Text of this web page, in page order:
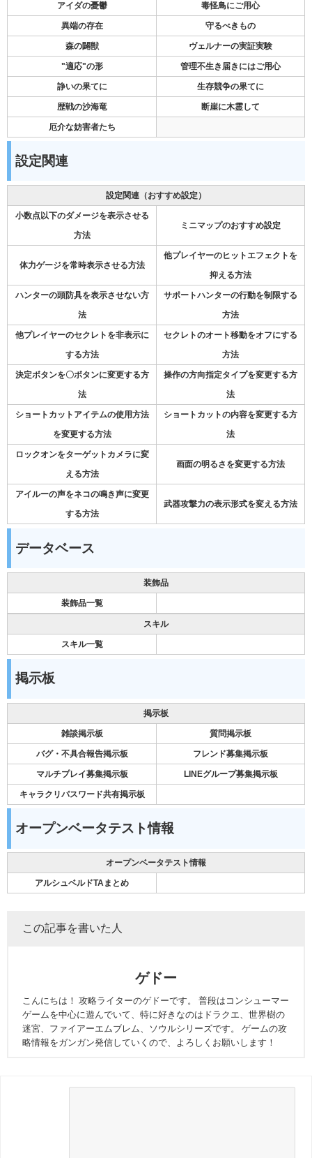
アイダの憂鬱 毒怪鳥にご用心
異端の存在 守るべきもの
森の闢獣 ヴェルナーの実証実験
"適応"の形 管理不生き届きにはご用心
諍いの果てに 生存競争の果てに
歴戦の沙海竜 断崖に木霊して
厄介な妨害者たち
設定関連
設定関連（おすすめ設定）
小数点以下のダメージを表示させる
方法
ミニマップのおすすめ設定
体力ゲージを常時表示させる方法
他プレイヤーのヒットエフェクトを
抑える方法
ハンターの頭防具を表示させない方
法
サポートハンターの行動を制限する
方法
他プレイヤーのセクレトを非表示に
する方法
セクレトのオート移動をオフにする
方法
決定ボタンを〇ボタンに変更する方
法
操作の方向指定タイプを変更する方
法
ショートカットアイテムの使用方法
を変更する方法
ショートカットの内容を変更する方
法
ロックオンをターゲットカメラに変
える方法
画面の明るさを変更する方法
アイルーの声をネコの鳴き声に変更
する方法
武器攻撃力の表示形式を変える方法
データベース
装飾品
装飾品一覧
スキル
スキル一覧
掲示板
掲示板
雑談掲示板 質問掲示板
バグ・不具合報告掲示板 フレンド募集掲示板
マルチプレイ募集掲示板 LINEグループ募集掲示板
キャラクリパスワード共有掲示板
オープンベータテスト情報
オープンベータテスト情報
アルシュベルドTAまとめ
この記事を書いた人
ゲドー
こんにちは！ 攻略ライターのゲドーです。 普段はコンシューマー
ゲームを中心に遊んでいて、特に好きなのはドラクエ、世界樹の
迷宮、ファイアーエムブレム、ソウルシリーズです。 ゲームの攻
略情報をガンガン発信していくので、よろしくお願いします！